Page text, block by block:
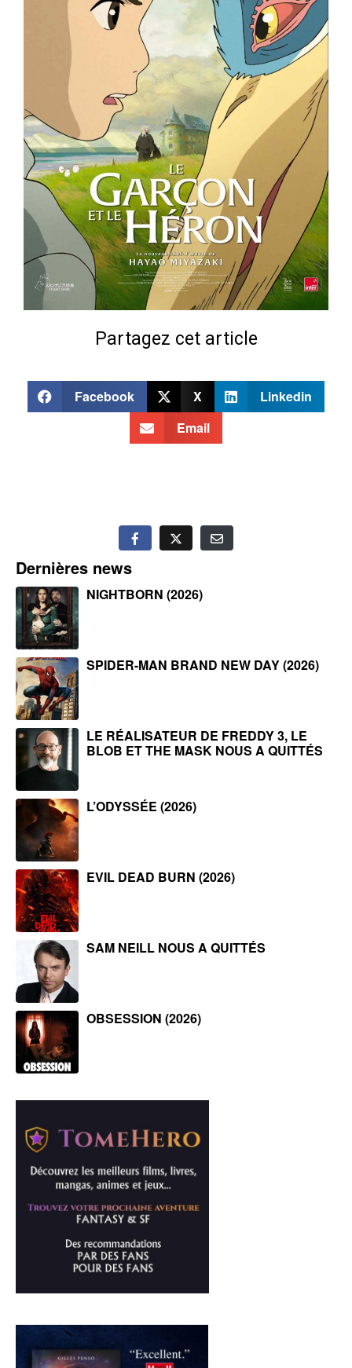
Partagez cet article
Facebook X
Linkedin
Email
Dernières news
NIGHTBORN (2026)
SPIDER-MAN BRAND NEW DAY (2026)
LE RÉALISATEUR DE FREDDY 3, LE
BLOB ET THE MASK NOUS A QUITTÉS
L’ODYSSÉE (2026)
EVIL DEAD BURN (2026)
SAM NEILL NOUS A QUITTÉS
OBSESSION (2026)